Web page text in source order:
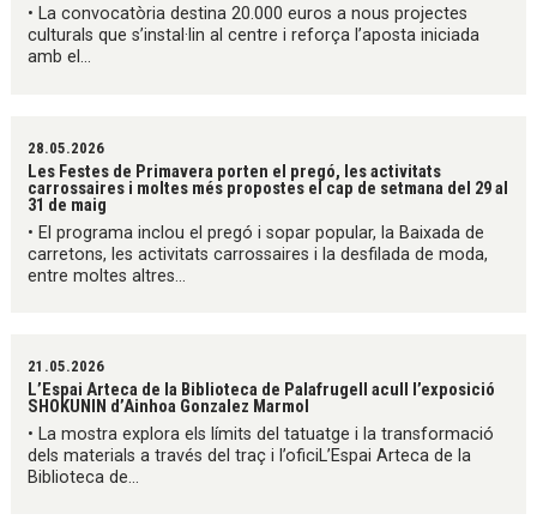
• La convocatòria destina 20.000 euros a nous projectes
culturals que s’instal·lin al centre i reforça l’aposta iniciada
amb el...
28.05.2026
Les Festes de Primavera porten el pregó, les activitats
carrossaires i moltes més propostes el cap de setmana del 29 al
31 de maig
• El programa inclou el pregó i sopar popular, la Baixada de
carretons, les activitats carrossaires i la desfilada de moda,
entre moltes altres...
21.05.2026
L’Espai Arteca de la Biblioteca de Palafrugell acull l’exposició
SHOKUNIN d’Ainhoa Gonzalez Marmol
• La mostra explora els límits del tatuatge i la transformació
dels materials a través del traç i l’oficiL’Espai Arteca de la
Biblioteca de...